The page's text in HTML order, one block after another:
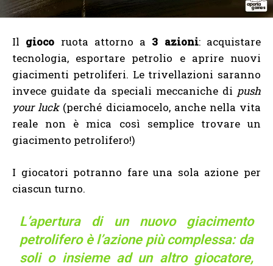
Il gioco ruota attorno a 3 azioni: acquistare
tecnologia, esportare petrolio e aprire nuovi
giacimenti petroliferi. Le trivellazioni saranno
invece guidate da speciali meccaniche di push
your luck(perché diciamocelo, anche nella vita
reale non è mica così semplice trovare un
giacimento petrolifero!)
I giocatori potranno fare una sola azione per
ciascun turno.
L’apertura di un nuovo giacimento
petrolifero è l’azione più complessa: da
soli o insieme ad un altro giocatore,